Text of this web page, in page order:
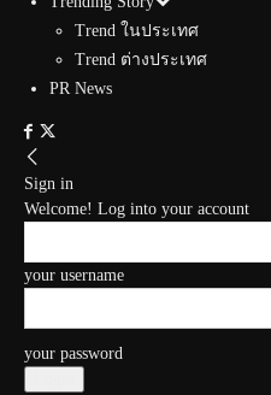
Trend ในประเทศ
Trend ต่างประเทศ
PR News
Sign in
Welcome! Log into your account
your username
your password